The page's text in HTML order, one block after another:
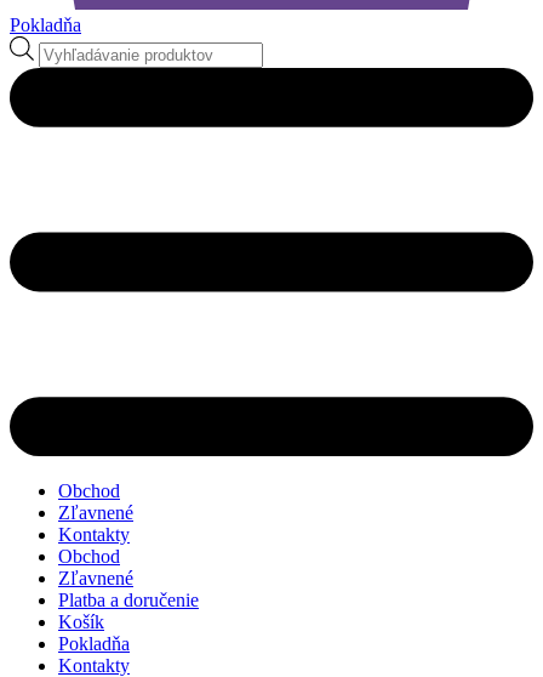
Pokladňa
Products
search
Obchod
Zľavnené
Kontakty
Obchod
Zľavnené
Platba a doručenie
Košík
Pokladňa
Kontakty